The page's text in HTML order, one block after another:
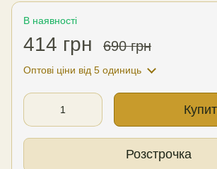
В наявності
414 грн 690 грн
Оптові ціни від 5 одиниць
Розстрочка